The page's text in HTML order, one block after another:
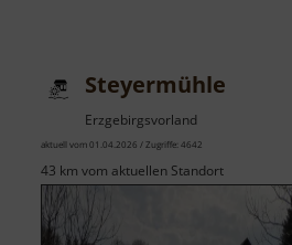
Steyermühle
Erzgebirgsvorland
aktuell vom 01.04.2026 / Zugriffe: 4642
43 km vom aktuellen Standort